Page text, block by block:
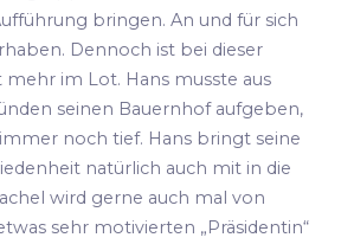
bringen. An und für sich
Dennoch ist bei dieser
im Lot. Hans musste aus
seinen Bauernhof aufgeben,
noch tief. Hans bringt seine
natürlich auch mit in die
wird gerne auch mal von
sehr motivierten „Präsidentin“